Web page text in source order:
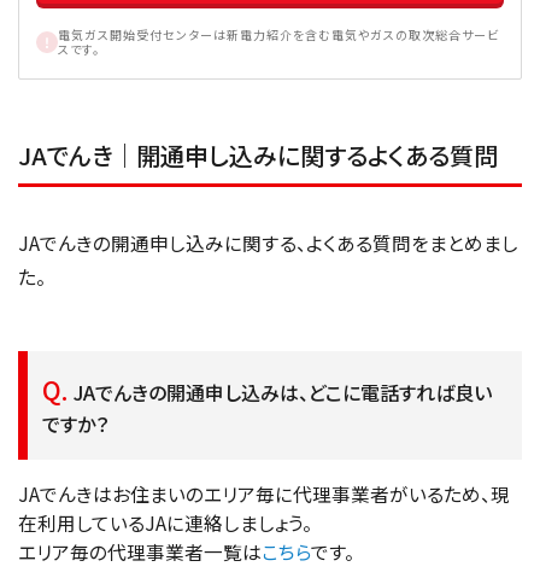
電気ガス開始受付センターは新電力紹介を含む電気やガスの取次総合サービ
スです。
JAでんき｜開通申し込みに関するよくある質問
JAでんきの開通申し込みに関する、よくある質問をまとめまし
た。
JAでんきの開通申し込みは、どこに電話すれば良い
ですか？
JAでんきはお住まいのエリア毎に代理事業者がいるため、現
在利用しているJAに連絡しましょう。
エリア毎の代理事業者一覧はこちらです。